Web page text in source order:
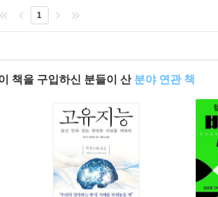
1
책을 구입하신 분들이 산 분야 연관 책